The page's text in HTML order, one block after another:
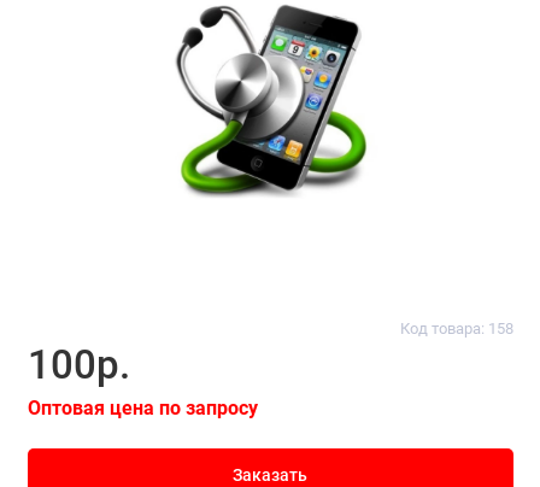
Код товара: 158
100р.
Оптовая цена по запросу
Заказать